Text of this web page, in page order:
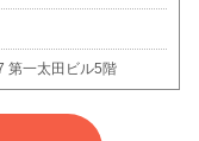
第一太田ビル5階